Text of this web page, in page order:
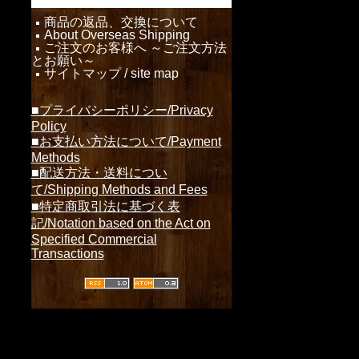
商品の返品、交換について
About Overseas Shipping
ご注文のお客様へ ～ご注文方法
とお願い～
サイトマップ / site map
■プライバシーポリシー/Privacy
Policy
■お支払い方法について/Payment
Methods
■配送方法・送料につい
て/Shipping Methods and Fees
■特定商取引法に基づく表
記/Notation based on the Act on
Specified Commercial
Transactions